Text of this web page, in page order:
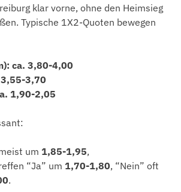
klar vorne, ohne den Heimsieg
Typische 1X2-Quoten bewegen
ca. 3,80-4,00
3,55-3,70
1,90-2,05
um 1,85-1,95,
“Ja” um 1,70-1,80, “Nein” oft
.